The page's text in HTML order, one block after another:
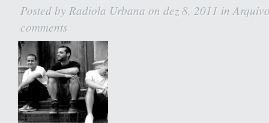
Posted by Radiola Urbana on dez 8, 2011 in
comments